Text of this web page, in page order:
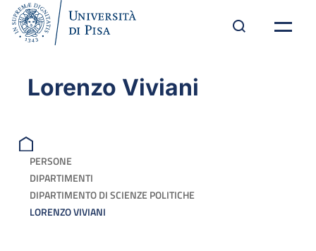
Lorenzo Viviani
PERSONE
DIPARTIMENTI
DIPARTIMENTO DI SCIENZE POLITICHE
LORENZO VIVIANI